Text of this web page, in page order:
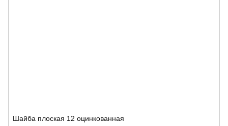
Шайба плоская 12 оцинкованная